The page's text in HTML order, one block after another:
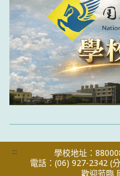
:::
學校地址：
電話：(06) 927-2342 (
歡迎蒞臨